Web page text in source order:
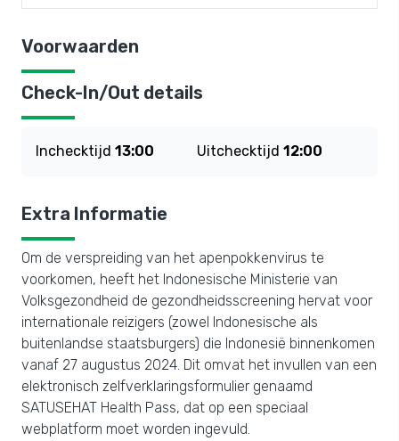
Voorwaarden
Check-In/Out details
Inchecktijd 13:00 Uitchecktijd 12:00
Extra Informatie
Om de verspreiding van het apenpokkenvirus te
voorkomen, heeft het Indonesische Ministerie van
Volksgezondheid de gezondheidsscreening hervat voor
internationale reizigers (zowel Indonesische als
buitenlandse staatsburgers) die Indonesië binnenkomen
vanaf 27 augustus 2024. Dit omvat het invullen van een
elektronisch zelfverklaringsformulier genaamd
SATUSEHAT Health Pass, dat op een speciaal
webplatform moet worden ingevuld.